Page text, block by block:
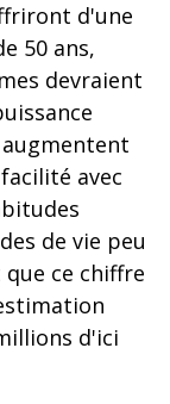
d'une
50 ans,
devraient
augmentent
avec
de vie peu
ce chiffre
d'ici